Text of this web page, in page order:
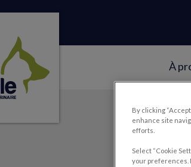
Page d'accueil de Carrefour Santé Animale À
By clicking
enhance site
efforts.
Select “Cookie
your preferences.